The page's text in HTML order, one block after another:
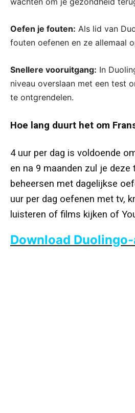
Oefen je fouten: Als lid van
fouten oefenen en ze allemaal
Snellere vooruitgang: In
niveau overslaan met een test
te ontgrendelen.
Hoe lang duurt het om
4 uur per dag is voldoende
en na 9 maanden zul je deze
beheersen met dagelijkse
uur per dag oefenen met tv,
luisteren of films kijken of
Download